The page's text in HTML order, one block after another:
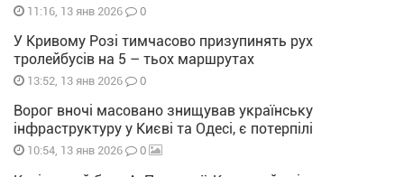
11:16, 13 янв 2026 0
У Кривому Розі тимчасово призупинять рух
тролейбусів на 5 – тьох маршрутах
13:52, 13 янв 2026 0
Ворог вночі масовано знищував українську
інфраструктуру у Києві та Одесі, є потерпілі
10:54, 13 янв 2026 0